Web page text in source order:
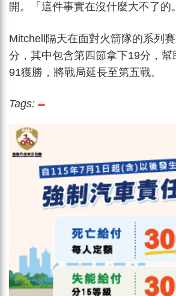
開。「這件事實在沒什麼大不了的
Mitchell隔天在面對火箭隊的系列
分，其中包含第四節拿下19分，幫
91獲勝，將戰局延長至第五戰。
Tags: